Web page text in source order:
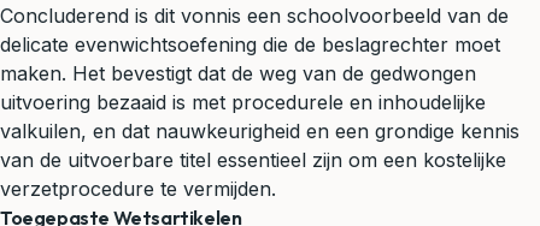
Concluderend is dit vonnis een schoolvoorbeeld van de
delicate evenwichtsoefening die de beslagrechter moet
maken. Het bevestigt dat de weg van de gedwongen
uitvoering bezaaid is met procedurele en inhoudelijke
valkuilen, en dat nauwkeurigheid en een grondige kennis
van de uitvoerbare titel essentieel zijn om een kostelijke
verzetprocedure te vermijden.
Toegepaste Wetsartikelen